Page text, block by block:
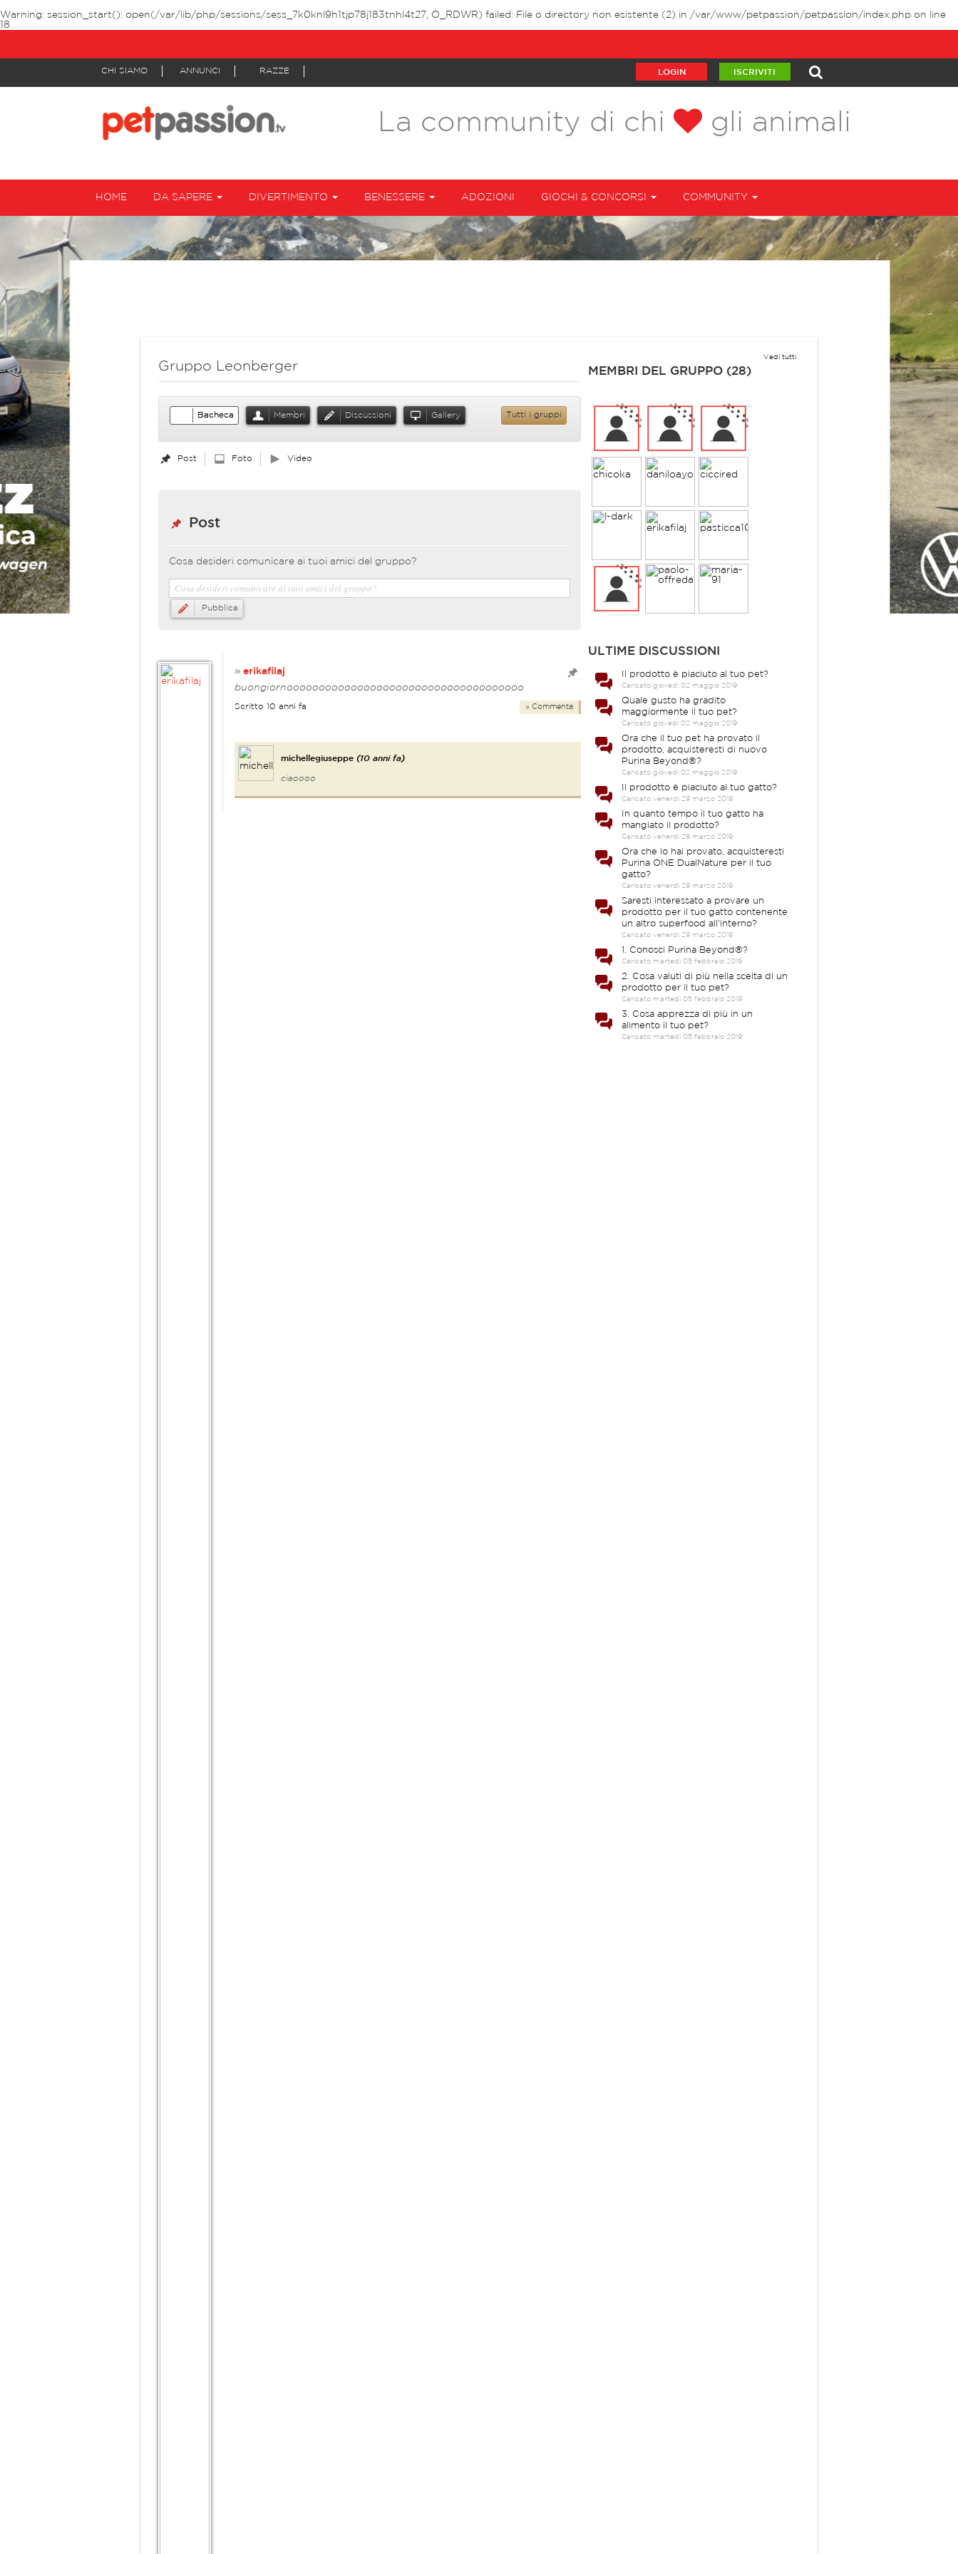
Warning: session_start(): open(/var/lib/php/sessions/sess_7k0knl9h1tjp78j183tnhl4t27, O_RDWR) failed: File o directory non esistente (2) in /var/www/petpassion/petpassion/index.php on line
18
CHI SIAMO ANNUNCI RAZZE LOGIN ISCRIVITI
La community di chi gli animali
HOME DA SAPERE DIVERTIMENTO BENESSERE ADOZIONI GIOCHI & CONCORSI COMMUNITY
Gruppo Leonberger
Tutti i gruppi
Bacheca Membri Discussioni Gallery
Post Foto Video
Post
Cosa desideri comunicare ai tuoi amici del gruppo?
Pubblica
» erikafilaj
buongiornooooooooooooooooooooooooooooooooooooo
Scritto 10 anni fa » Commenta
michellegiuseppe (10 anni fa)
ciaoooo
MEMBRI DEL GRUPPO (28)
Vedi tutti
ULTIME DISCUSSIONI
Il prodotto è piaciuto al tuo pet?
Caricato giovedì 02 maggio 2019
Quale gusto ha gradito
maggiormente il tuo pet?
Caricato giovedì 02 maggio 2019
Ora che il tuo pet ha provato il
prodotto, acquisteresti di nuovo
Purina Beyond®?
Caricato giovedì 02 maggio 2019
Il prodotto è piaciuto al tuo gatto?
Caricato venerdì 29 marzo 2019
In quanto tempo il tuo gatto ha
mangiato il prodotto?
Caricato venerdì 29 marzo 2019
Ora che lo hai provato, acquisteresti
Purina ONE DualNature per il tuo
gatto?
Caricato venerdì 29 marzo 2019
Saresti interessato a provare un
prodotto per il tuo gatto contenente
un altro superfood all'interno?
Caricato venerdì 29 marzo 2019
1. Conosci Purina Beyond®?
Caricato martedì 05 febbraio 2019
2. Cosa valuti di più nella scelta di un
prodotto per il tuo pet?
Caricato martedì 05 febbraio 2019
3. Cosa apprezza di più in un
alimento il tuo pet?
Caricato martedì 05 febbraio 2019